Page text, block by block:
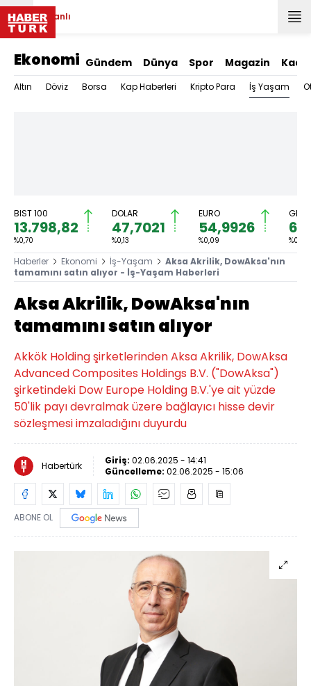
Canlı
Ekonomi Gündem Dünya Spor Magazin
Altın Döviz Borsa Kap Haberleri Kripto Para İş Yaşam
BIST 100
13.798,82
%0,70
DOLAR
47,7021
%0,13
EURO
54,9926
%0,09 %0,79
Haberler Ekonomi İş-Yaşam
Aksa Akrilik, DowAksa'nın
tamamını satın alıyor - İş-Yaşam Haberleri
Aksa Akrilik, DowAksa'nın
tamamını satın alıyor
Akkök Holding şirketlerinden Aksa Akrilik, DowAksa
Advanced Composites Holdings B.V. ("DowAksa")
şirketindeki Dow Europe Holding B.V.'ye ait yüzde
50'lik payı devralmak üzere bağlayıcı hisse devir
sözleşmesi imzaladığını duyurdu
Habertürk Giriş: 02.06.2025 - 14:41
Güncelleme: 02.06.2025 - 15:06
ABONE OL